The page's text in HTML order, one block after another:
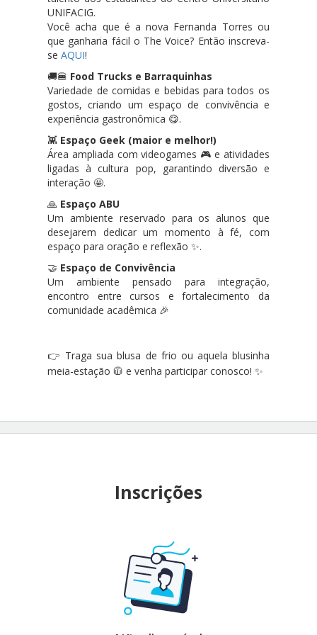
UNIFACIG.
Você acha que é a nova Fernanda Torres ou
que ganharia fácil o The Voice? Então inscreva-
seAQUI!
🚚🍔 Food Trucks e Barraquinhas
Variedade de comidas e bebidas para todos os
gostos, criando um espaço de convivência e
experiência gastronômica 😋.
👾 Espaço Geek (maior e melhor!)
Área ampliada com videogames 🎮 e atividades
ligadas à cultura pop, garantindo diversão e
interação 🤩.
🙏 Espaço ABU
Um ambiente reservado para os alunos que
desejarem dedicar um momento à fé, com
espaço para oração e reflexão ✨.
🤝 Espaço de Convivência
Um ambiente pensado para integração,
encontro entre cursos e fortalecimento da
comunidade acadêmica 🎉
👉 Traga sua blusa de frio ou aquela blusinha
meia-estação 🧥 e venha participar conosco! ✨
Inscrições